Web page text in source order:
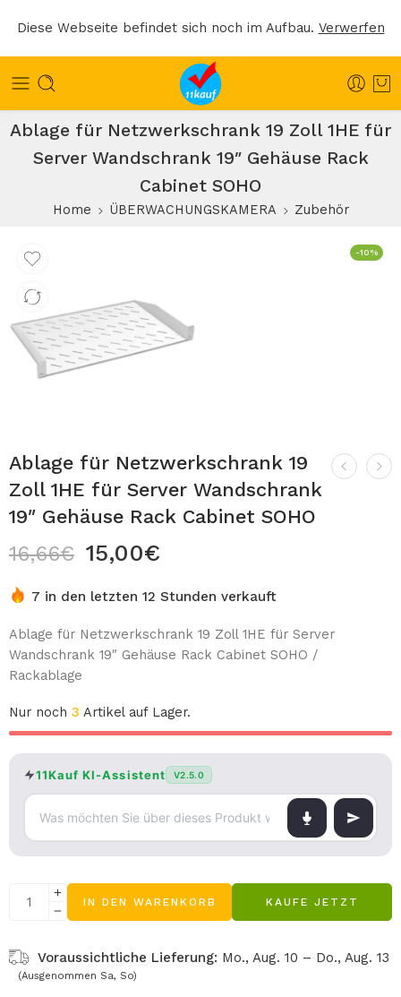
Diese Webseite befindet sich noch im Aufbau. Verwerfen
Ablage für Netzwerkschrank 19 Zoll 1HE für
Server Wandschrank 19″ Gehäuse Rack
Cabinet SOHO
Home ÜBERWACHUNGSKAMERA Zubehör
-10%
Ablage für Netzwerkschrank 19
Zoll 1HE für Server Wandschrank
19″ Gehäuse Rack Cabinet SOHO
16,66€ 15,00€
7 in den letzten 12 Stunden verkauft
Ablage für Netzwerkschrank 19 Zoll 1HE für Server
Wandschrank 19″ Gehäuse Rack Cabinet SOHO /
Rackablage
Nur noch 3 Artikel auf Lager.
11Kauf KI-Assistent V2.5.0
IN DEN WARENKORB KAUFE JETZT
Voraussichtliche Lieferung: Mo., Aug. 10 – Do., Aug. 13
(Ausgenommen Sa, So)